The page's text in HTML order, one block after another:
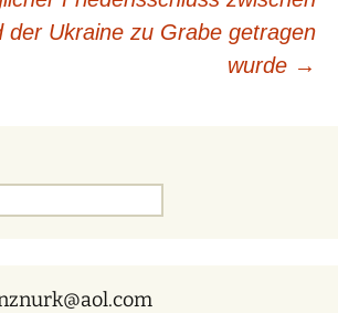
der Ukraine zu Grabe getragen
wurde →